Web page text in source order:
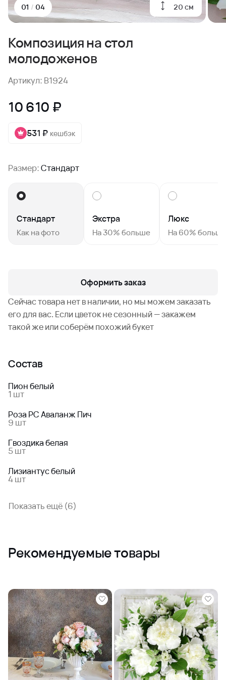
20 см
01 / 04
Композиция на стол
молодоженов
Артикул: B1924
10 610 ₽
531 ₽ кешбэк
Размер:Стандарт
Стандарт
Как на фото
Экстра
На 30% больше
Люкс
На 60% больше
Оформить заказ
Сейчас товара нет в наличии, но мы можем заказать
его для вас. Если цветок не сезонный — закажем
такой же или соберём похожий букет
Состав
Пион белый
1 шт
Роза РС Аваланж Пич
9 шт
Гвоздика белая
5 шт
Лизиантус белый
4 шт
Показать ещё (6)
Рекомендуемые товары